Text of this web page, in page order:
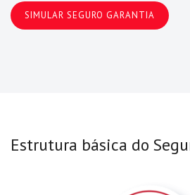
SIMULAR SEGURO GARANTIA
Estrutura básica do